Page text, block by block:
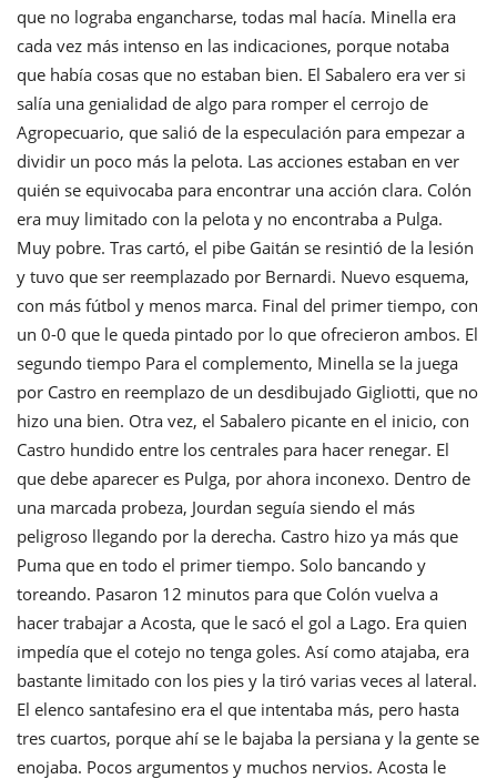
que no lograba engancharse, todas mal hacía. Minella era
cada vez más intenso en las indicaciones, porque notaba
que había cosas que no estaban bien. El Sabalero era ver si
salía una genialidad de algo para romper el cerrojo de
Agropecuario, que salió de la especulación para empezar a
dividir un poco más la pelota. Las acciones estaban en ver
quién se equivocaba para encontrar una acción clara. Colón
era muy limitado con la pelota y no encontraba a Pulga.
Muy pobre. Tras cartó, el pibe Gaitán se resintió de la lesión
y tuvo que ser reemplazado por Bernardi. Nuevo esquema,
con más fútbol y menos marca. Final del primer tiempo, con
un 0-0 que le queda pintado por lo que ofrecieron ambos. El
segundo tiempo Para el complemento, Minella se la juega
por Castro en reemplazo de un desdibujado Gigliotti, que no
hizo una bien. Otra vez, el Sabalero picante en el inicio, con
Castro hundido entre los centrales para hacer renegar. El
que debe aparecer es Pulga, por ahora inconexo. Dentro de
una marcada probeza, Jourdan seguía siendo el más
peligroso llegando por la derecha. Castro hizo ya más que
Puma que en todo el primer tiempo. Solo bancando y
toreando. Pasaron 12 minutos para que Colón vuelva a
hacer trabajar a Acosta, que le sacó el gol a Lago. Era quien
impedía que el cotejo no tenga goles. Así como atajaba, era
bastante limitado con los pies y la tiró varias veces al lateral.
El elenco santafesino era el que intentaba más, pero hasta
tres cuartos, porque ahí se le bajaba la persiana y la gente se
enojaba. Pocos argumentos y muchos nervios. Acosta le